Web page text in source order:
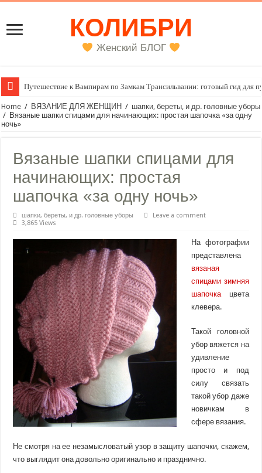
КОЛИБРИ
Женский БЛОГ
Путешествие к Вампирам по Замкам Трансильвании: готовый гид для
Женский внутренний голос
Home / ВЯЗАНИЕ ДЛЯ ЖЕНЩИН / шапки, береты, и др. головные уборы
/ Вязаные шапки спицами для начинающих: простая шапочка «за одну
ночь»
Вязаные шапки спицами для
начинающих: простая
шапочка «за одну ночь»
шапки, береты, и др. головные уборы
Leave a comment
3,865 Views
На фотографии
представлена
вязаная
спицами зимняя
шапочкацвета
клевера.
Такой головной
убор вяжется на
удивление
просто и под
силу связать
такой убор даже
новичкам в
сфере вязания.
Не смотря на ее незамысловатый узор в защиту шапочки, скажем,
что выглядит она довольно оригинально и празднично.